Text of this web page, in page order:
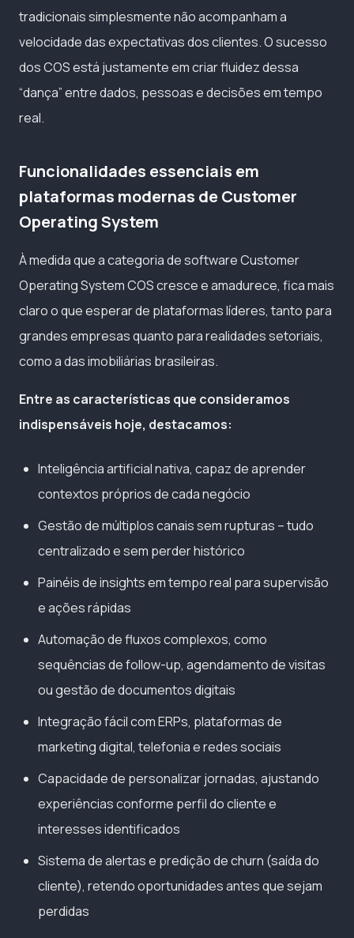
tradicionais simplesmente não acompanham a
velocidade das expectativas dos clientes. O sucesso
dos COS está justamente em criar fluidez dessa
“dança” entre dados, pessoas e decisões em tempo
real.
Funcionalidades essenciais em
plataformas modernas de Customer
Operating System
À medida que a categoria de software Customer
Operating System COS cresce e amadurece, fica mais
claro o que esperar de plataformas líderes, tanto para
grandes empresas quanto para realidades setoriais,
como a das imobiliárias brasileiras.
Entre as características que consideramos
indispensáveis hoje, destacamos:
Inteligência artificial nativa, capaz de aprender
contextos próprios de cada negócio
Gestão de múltiplos canais sem rupturas – tudo
centralizado e sem perder histórico
Painéis de insights em tempo real para supervisão
e ações rápidas
Automação de fluxos complexos, como
sequências de follow-up, agendamento de visitas
ou gestão de documentos digitais
Integração fácil com ERPs, plataformas de
marketing digital, telefonia e redes sociais
Capacidade de personalizar jornadas, ajustando
experiências conforme perfil do cliente e
interesses identificados
Sistema de alertas e predição de churn (saída do
cliente), retendo oportunidades antes que sejam
perdidas